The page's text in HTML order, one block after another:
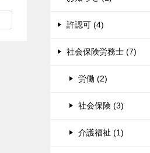
許認可 (4)
社会保険労務士 (7)
労働 (2)
社会保険 (3)
介護福祉 (1)